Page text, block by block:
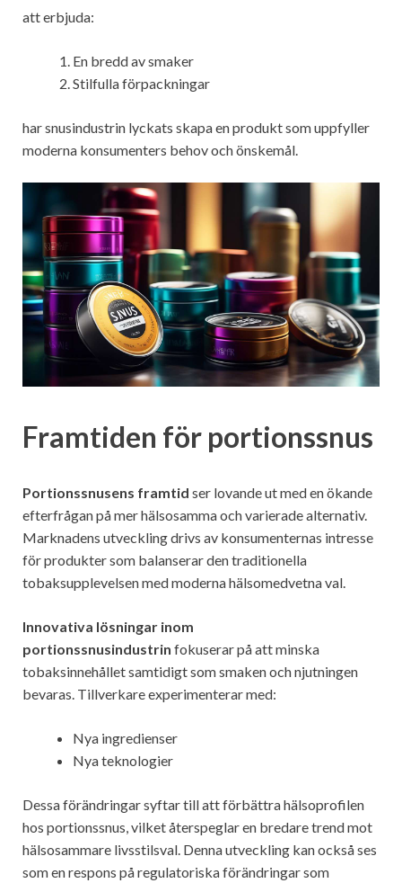
att erbjuda:
En bredd av smaker
Stilfulla förpackningar
har snusindustrin lyckats skapa en produkt som uppfyller
moderna konsumenters behov och önskemål.
Framtiden för portionssnus
Portionssnusens framtid ser lovande ut med en ökande
efterfrågan på mer hälsosamma och varierade alternativ.
Marknadens utveckling drivs av konsumenternas intresse
för produkter som balanserar den traditionella
tobaksupplevelsen med moderna hälsomedvetna val.
Innovativa lösningar inom
portionssnusindustrin fokuserar på att minska
tobaksinnehållet samtidigt som smaken och njutningen
bevaras. Tillverkare experimenterar med:
Nya ingredienser
Nya teknologier
Dessa förändringar syftar till att förbättra hälsoprofilen
hos portionssnus, vilket återspeglar en bredare trend mot
hälsosammare livsstilsval. Denna utveckling kan också ses
som en respons på regulatoriska förändringar som